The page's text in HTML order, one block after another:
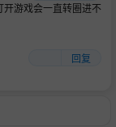
游戏会一直转圈进不
回复